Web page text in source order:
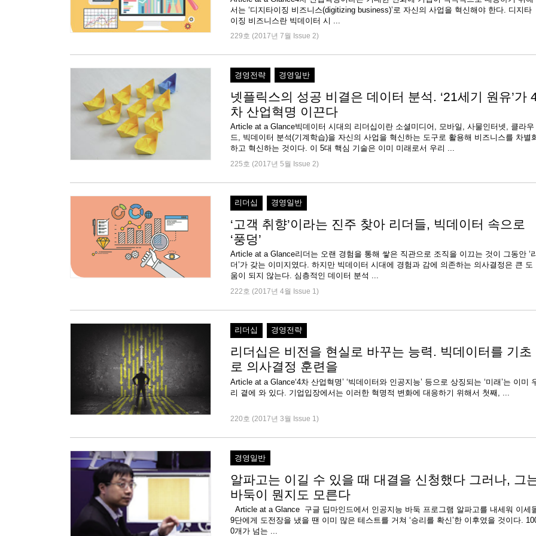
서는 ‘디지타이징 비즈니스(digitizing business)’로 자신의 사업을 혁신해야 한다. 디지타
이징 비즈니스란 빅데이터 시 ...
229호 (2017년 7월 Issue 2)
경영전략 경영일반
넷플릭스의 성공 비결은 데이터 분석. ‘21세기 원유’가
차 산업혁명 이끈다
Article at a Glance빅데이터 시대의 리더십이란 소셜미디어, 모바일, 사물인터넷, 클라우
드, 빅데이터 분석(기계학습)을 자신의 사업을 혁신하는 도구로 활용해 비즈니스를 차별
하고 혁신하는 것이다. 이 5대 핵심 기술은 이미 미래로서 우리 ...
225호 (2017년 5월 Issue 2)
리더십 경영일반
‘고객 취향’이라는 진주 찾아 리더들, 빅데이터 속으로
‘풍덩’
Article at a Glance리더는 오랜 경험을 통해 쌓은 직관으로 조직을 이끄는 것이 그동안 ‘리
더’가 갖는 이미지였다. 하지만 빅데이터 시대에 경험과 감에 의존하는 의사결정은 큰 도
움이 되지 않는다. 심층적인 데이터 분석 ...
222호 (2017년 4월 Issue 1)
리더십 경영전략
리더십은 비전을 현실로 바꾸는 능력. 빅데이터를 기초
로 의사결정 훈련을
Article at a Glance‘4차 산업혁명’ ‘빅데이터와 인공지능’ 등으로 상징되는 ‘미래’는 이미
리 곁에 와 있다. 기업입장에서는 이러한 혁명적 변화에 대응하기 위해서 첫째, ...
220호 (2017년 3월 Issue 1)
경영일반
알파고는 이길 수 있을 때 대결을 신청했다 그러나, 그
바둑이 뭔지도 모른다
Article at a Glance 구글 딥마인드에서 인공지능 바둑 프로그램 알파고를 내세워 이세
9단에게 도전장을 냈을 땐 이미 많은 테스트를 거쳐 ‘승리를 확신’한 이후였을 것이다.
0개가 넘는 ...